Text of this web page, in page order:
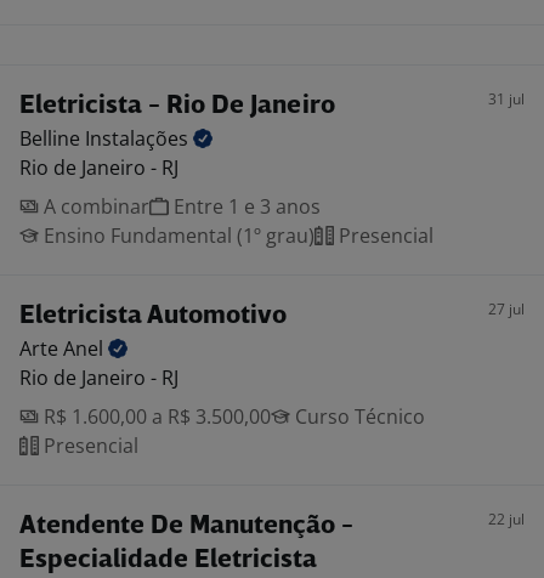
Eletricista - Rio De Janeiro 31 jul
Belline Instalações
Rio de Janeiro - RJ
A combinar
Entre 1 e 3 anos
Ensino Fundamental (1º grau)
Presencial
Eletricista Automotivo 27 jul
Arte Anel
Rio de Janeiro - RJ
R$ 1.600,00 a R$ 3.500,00
Curso Técnico
Presencial
Atendente De Manutenção -
Especialidade Eletricista
22 jul